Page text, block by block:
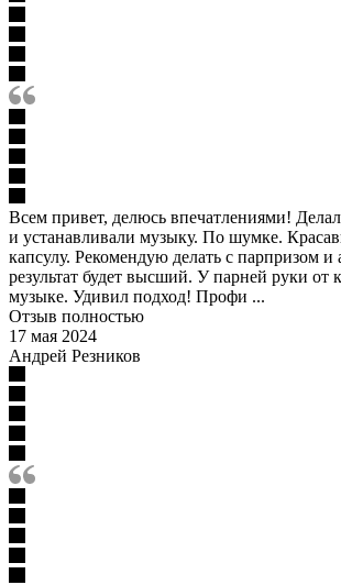
Всем привет, делюсь впечатлениями!
и устанавливали музыку. По шумке.
капсулу. Рекомендую делать с парпризом и
результат будет высший. У парней руки от
музыке. Удивил подход! Профи ...
Отзыв полностью
17 мая 2024
Андрей Резников